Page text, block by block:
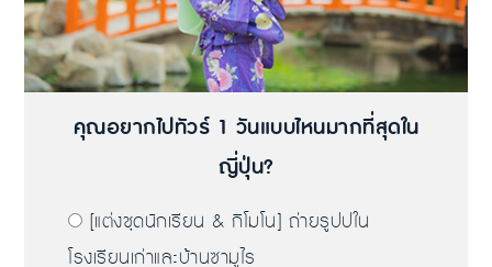
คุณอยากไปทัวร์ 1 วันแบบไหนมากที่สุดใน
ญี่ปุ่น?
[แต่งชุดนักเรียน & กิโมโน] ถ่ายรูปปใน
โรงเรียนเก่าและบ้านซามูไร